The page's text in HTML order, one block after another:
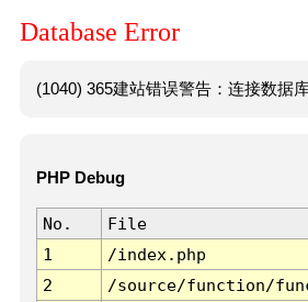
Database Error
(1040) 365建站错误警告：连接数据
PHP Debug
No. File
1
/index.php
2
/source/function/